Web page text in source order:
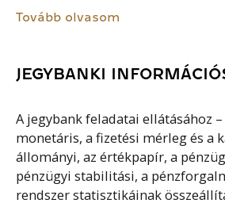
Tovább olvasom
JEGYBANKI
A jegybank feladatai ellátásához
monetáris, a fizetési mérleg és a
állományi, az értékpapír, a
pénzügyi stabilitási, a
rendszer statisztikáinak